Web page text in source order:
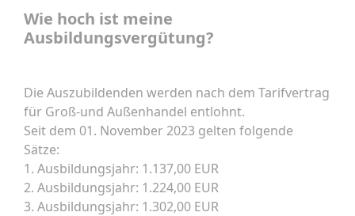
Wie hoch ist meine
Ausbildungsvergütung?
Die Auszubildenden werden nach dem Tarifvertrag
für Groß-und Außenhandel entlohnt.
Seit dem 01. November 2023 gelten folgende
Sätze:
1. Ausbildungsjahr: 1.137,00 EUR
2. Ausbildungsjahr: 1.224,00 EUR
3. Ausbildungsjahr: 1.302,00 EUR